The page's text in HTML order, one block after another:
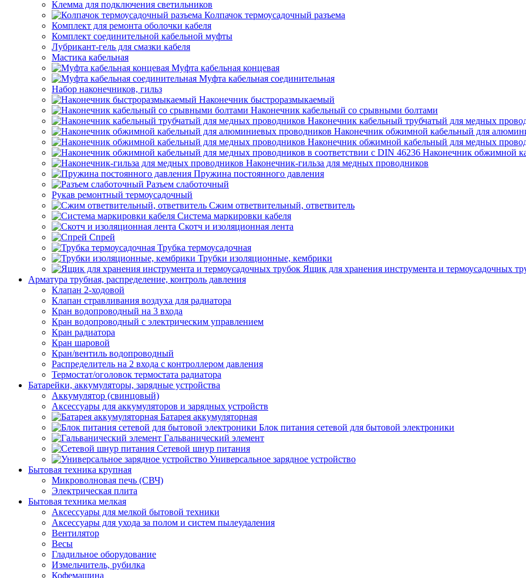
Клемма для подключения светильников
Колпачок термоусадочный разъема
Комплект для ремонта оболочки кабеля
Комплект соединительной кабельной муфты
Лубрикант-гель для смазки кабеля
Мастика кабельная
Муфта кабельная концевая
Муфта кабельная соединительная
Набор наконечников, гильз
Наконечник быстроразмыкаемый
Наконечник кабельный со срывными болтами
Наконечник кабельный трубчатый для медных
Наконечник обжимной кабельный для
Наконечник обжимной кабельный для медных
Наконечник обжимной
Наконечник-гильза для медных проводников
Пружина постоянного давления
Разъем слаботочный
Рукав ремонтный термоусадочный
Сжим ответвительный, ответвитель
Система маркировки кабеля
Скотч и изоляционная лента
Спрей
Трубка термоусадочная
Трубки изоляционные, кембрики
Ящик для хранения инструмента и термоусадочных
Арматура трубная, распределение, контроль давления
Клапан 2-ходовой
Клапан стравливания воздуха для радиатора
Кран водопроводный на 3 входа
Кран водопроводный с электрическим управлением
Кран радиатора
Кран шаровой
Кран/вентиль водопроводный
Распределитель на 2 входа с контроллером давления
Термостат/оголовок термостата радиатора
Батарейки, аккумуляторы, зарядные устройства
Аккумулятор (свинцовый)
Аксессуары для аккумуляторов и зарядных устройств
Батарея аккумуляторная
Блок питания сетевой для бытовой электроники
Гальванический элемент
Сетевой шнур питания
Универсальное зарядное устройство
Бытовая техника крупная
Микроволновая печь (СВЧ)
Электрическая плита
Бытовая техника мелкая
Аксессуары для мелкой бытовой техники
Аксессуары для ухода за полом и систем пылеудаления
Вентилятор
Весы
Гладильное оборудование
Измельчитель, рубилка
Кофемашина